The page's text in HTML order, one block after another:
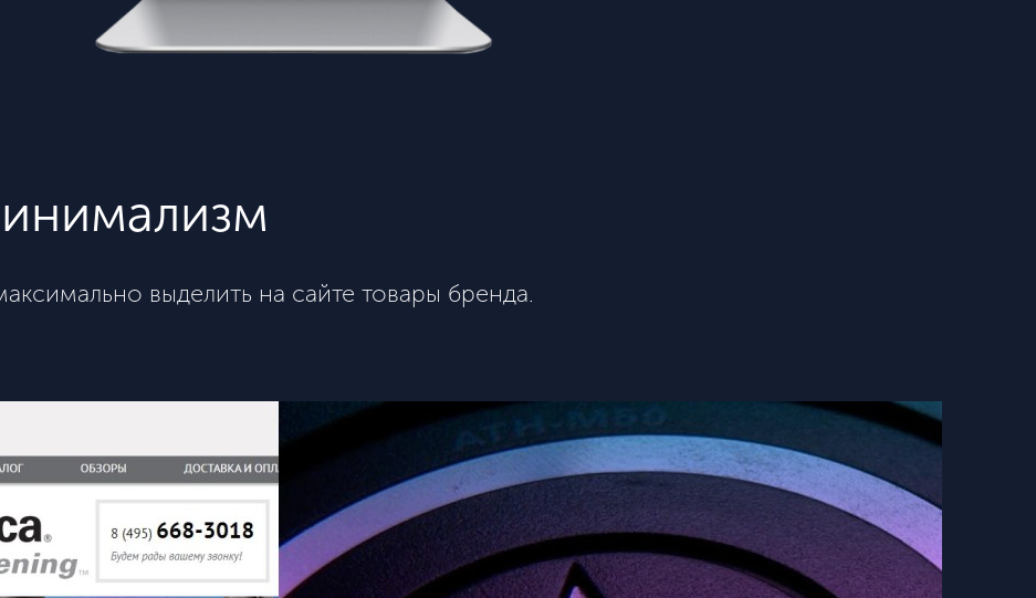
выделить на сайте товары бренда.